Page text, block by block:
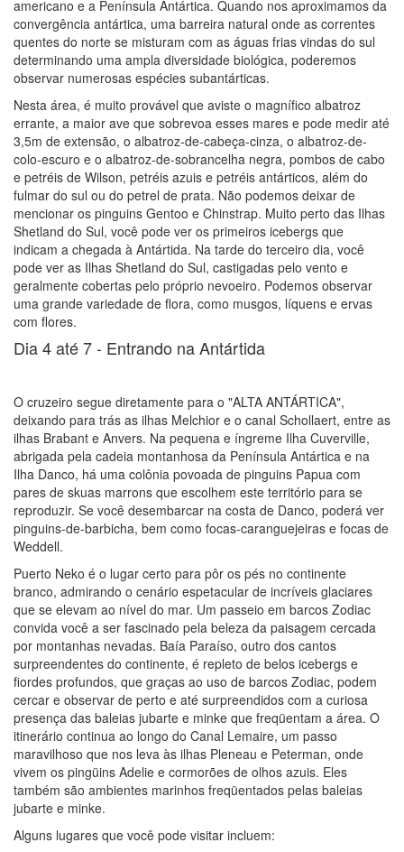
americano e a Península Antártica. Quando nos aproximamos da
convergência antártica, uma barreira natural onde as correntes
quentes do norte se misturam com as águas frias vindas do sul
determinando uma ampla diversidade biológica, poderemos
observar numerosas espécies subantárticas.
Nesta área, é muito provável que aviste o magnífico albatroz
errante, a maior ave que sobrevoa esses mares e pode medir até
3,5m de extensão, o albatroz-de-cabeça-cinza, o albatroz-de-
colo-escuro e o albatroz-de-sobrancelha negra, pombos de cabo
e petréis de Wilson, petréis azuis e petréis antárticos, além do
fulmar do sul ou do petrel de prata. Não podemos deixar de
mencionar os pinguins Gentoo e Chinstrap. Muito perto das Ilhas
Shetland do Sul, você pode ver os primeiros icebergs que
indicam a chegada à Antártida. Na tarde do terceiro dia, você
pode ver as Ilhas Shetland do Sul, castigadas pelo vento e
geralmente cobertas pelo próprio nevoeiro. Podemos observar
uma grande variedade de flora, como musgos, líquens e ervas
com flores.
Dia 4 até 7 - Entrando na Antártida
O cruzeiro segue diretamente para o "ALTA ANTÁRTICA",
deixando para trás as ilhas Melchior e o canal Schollaert, entre as
ilhas Brabant e Anvers. Na pequena e íngreme Ilha Cuverville,
abrigada pela cadeia montanhosa da Península Antártica e na
Ilha Danco, há uma colônia povoada de pinguins Papua com
pares de skuas marrons que escolhem este território para se
reproduzir. Se você desembarcar na costa de Danco, poderá ver
pinguins-de-barbicha, bem como focas-caranguejeiras e focas de
Weddell.
Puerto Neko é o lugar certo para pôr os pés no continente
branco, admirando o cenário espetacular de incríveis glaciares
que se elevam ao nível do mar. Um passeio em barcos Zodiac
convida você a ser fascinado pela beleza da paisagem cercada
por montanhas nevadas. Baía Paraíso, outro dos cantos
surpreendentes do continente, é repleto de belos icebergs e
fiordes profundos, que graças ao uso de barcos Zodiac, podem
cercar e observar de perto e até surpreendidos com a curiosa
presença das baleias jubarte e minke que freqüentam a área. O
itinerário continua ao longo do Canal Lemaire, um passo
maravilhoso que nos leva às ilhas Pleneau e Peterman, onde
vivem os pingüins Adelie e cormorões de olhos azuis. Eles
também são ambientes marinhos freqüentados pelas baleias
jubarte e minke.
Alguns lugares que você pode visitar incluem: